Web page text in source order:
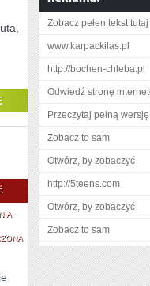
SEZONOWE
GOTOWANIE
Zobacz pełen tekst tutaj
www.karpackilas.pl
http://bochen-chleba.pl
Odwiedź stronę
Przeczytaj pełną
Zobacz to sam
Otwórz, by zobaczyć
http://5teens.com
Otwórz, by zobaczyć
Zobacz to sam